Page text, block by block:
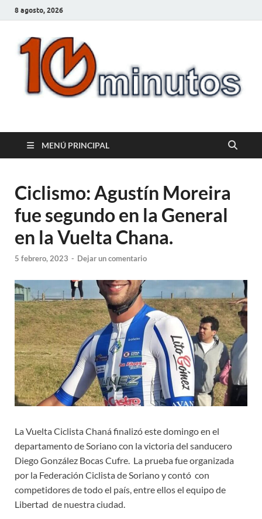
8 agosto, 2026
10minutos.com.uy
MENÚ PRINCIPAL
Ciclismo: Agustín Moreira
fue segundo en la General
en la Vuelta Chana.
5 febrero, 2023 - Dejar un comentario
La Vuelta Ciclista Chaná finalizó este domingo en el
departamento de Soriano con la victoria del sanducero
Diego González Bocas Cufre. La prueba fue organizada
por la Federación Ciclista de Soriano y contó con
competidores de todo el país, entre ellos el equipo de
Libertad de nuestra ciudad.